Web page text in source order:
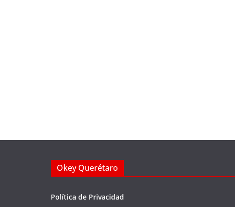
Okey Querétaro
Política de Privacidad